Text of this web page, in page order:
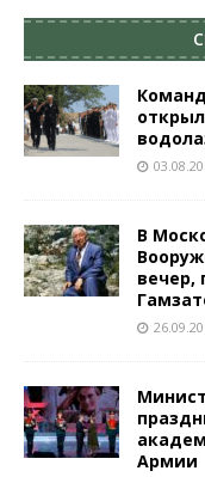
В
вечер,
Армии